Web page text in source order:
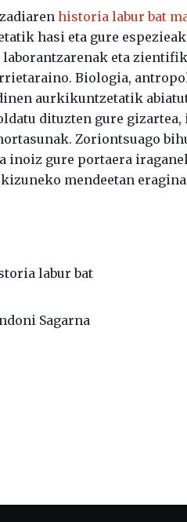
historia labur bat
hasi eta gure
eta
Biologia,
aurkikuntzetatik
dituzten gure
Zoriontsuago
inoiz gure portaera
mendeetan
labur bat
Sagarna